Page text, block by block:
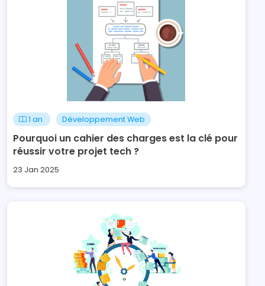
1 an Développement Web
Pourquoi un cahier des charges est la clé pour
réussir votre projet tech ?
23 Jan 2025